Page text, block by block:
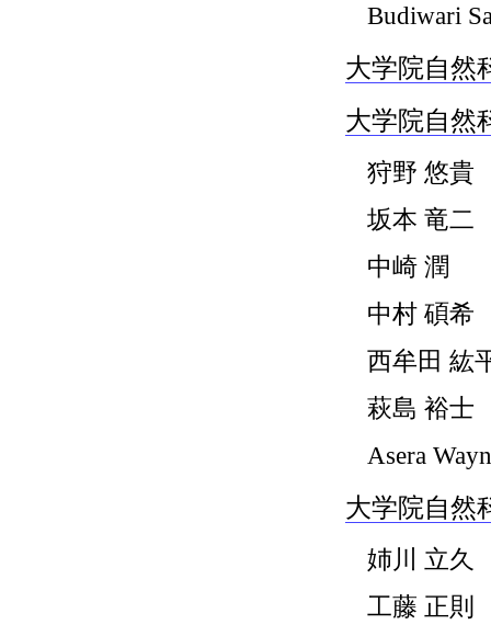
Budiwari
大学院自然
大学院自然
狩野 悠貴
坂本 竜二
中崎 潤
中村 碩希
西牟田 紘
萩島 裕士
Asera
大学院自然
姉川 立久
工藤 正則